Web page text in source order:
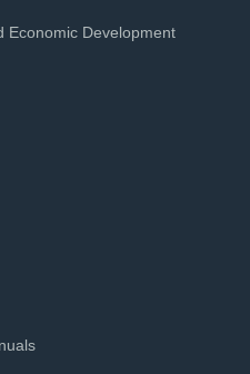
Economic Development